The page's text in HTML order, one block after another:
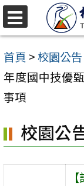
跳
至
主
要
內
區
首頁 >校園公告
年度國中技優
事項
校園公
選
單